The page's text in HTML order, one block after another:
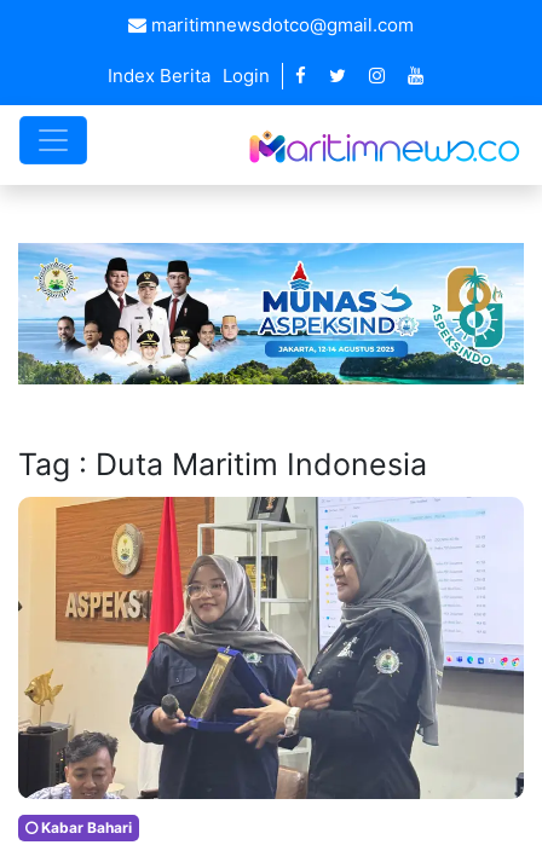
maritimnewsdotco@gmail.com
Index Berita Login
Tag : Duta Maritim Indonesia
Kabar Bahari